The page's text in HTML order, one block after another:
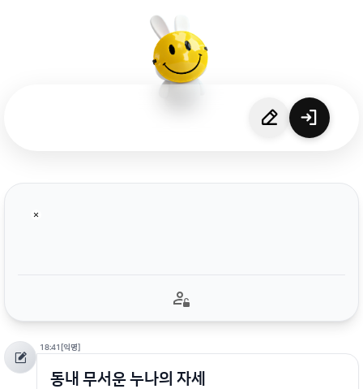
18:41[익명]
동내 무서운 누나의 자세